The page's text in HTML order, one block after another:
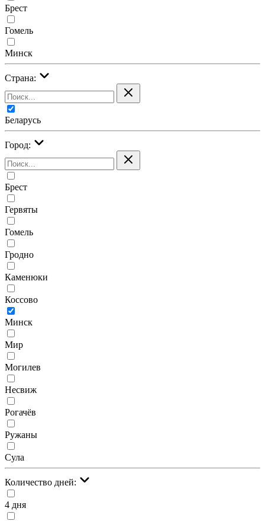
Брест
Гомель
Минск
Страна:
Беларусь
Город:
Брест
Гервяты
Гомель
Гродно
Каменюки
Коссово
Минск
Мир
Могилев
Несвиж
Рогачёв
Ружаны
Сула
Количество дней:
4 дня